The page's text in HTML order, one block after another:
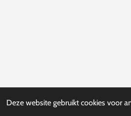
Deze website gebruikt cookies voor
© 2023 - 2026 Burito